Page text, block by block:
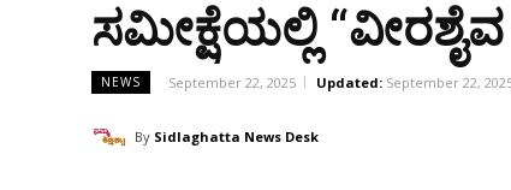
ಸಮೀಕ್ಷೆಯಲ್ಲಿ
NEWS September 22, 2025 Updated: September 22,
By Sidlaghatta News Desk